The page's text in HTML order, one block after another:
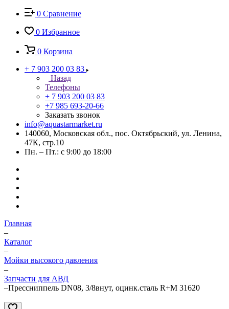
0 Сравнение
0 Избранное
0 Корзина
+ 7 903 200 03 83
Назад
Телефоны
+ 7 903 200 03 83
+7 985 693-20-66
Заказать звонок
info@aquastarmarket.ru
140060, Московская обл., пос. Октябрьский, ул. Ленина,
47К, стр.10
Пн. – Пт.: с 9:00 до 18:00
Главная
–
Каталог
–
Мойки высокого давления
–
Запчасти для АВД
–Прессниппель DN08, 3/8внут, оцинк.сталь R+M 31620